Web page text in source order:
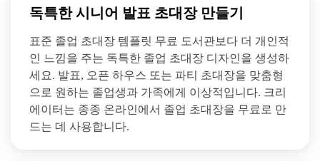
독특한 시니어 발표 초대장 만들기
표준 졸업 초대장 템플릿 무료 도서관보다 더 개인적
인 느낌을 주는 독특한 졸업 초대장 디자인을 생성하
세요. 발표, 오픈 하우스 또는 파티 초대장을 맞춤형
으로 원하는 졸업생과 가족에게 이상적입니다. 크리
에이터는 종종 온라인에서 졸업 초대장을 무료로 만
드는 데 사용합니다.